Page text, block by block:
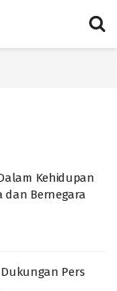
Kehidupan
dan Bernegara
Pers